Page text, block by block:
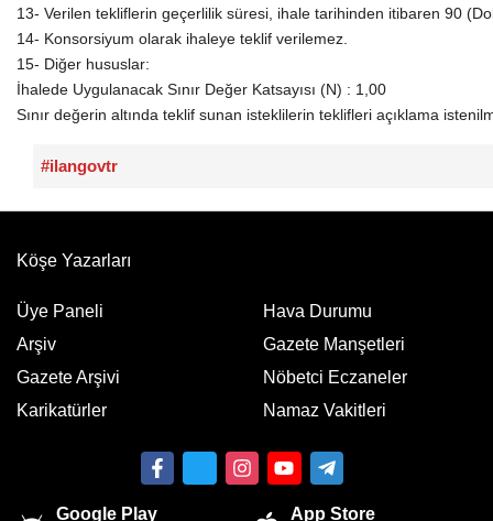
13- Verilen tekliflerin geçerlilik süresi, ihale tarihinden itibaren 90
14- Konsorsiyum olarak ihaleye teklif verilemez.
15- Diğer hususlar:
İhalede Uygulanacak Sınır Değer Katsayısı (N) : 1,00
Sınır değerin altında teklif sunan isteklilerin teklifleri açıklama
#ilangovtr
Köşe Yazarları
Üye Paneli
Arşiv
Gazete Arşivi
Karikatürler
Hava Durumu
Gazete Manşetleri
Nöbetci Eczaneler
Namaz Vakitleri
Google Play App Store